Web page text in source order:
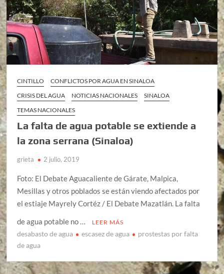
CINTILLO
CONFLICTOS POR AGUA EN SINALOA
CRISIS DEL AGUA
NOTICIAS NACIONALES
SINALOA
TEMAS NACIONALES
La falta de agua potable se extiende a
la zona serrana (Sinaloa)
grieta 2 julio, 2019
Foto: El Debate Aguacaliente de Gárate, Malpica,
Mesillas y otros poblados se están viendo afectados por
el estiaje Mayrely Cortéz / El Debate Mazatlán. La falta
de agua potable no …
LEER MÁS
desabasto de agua escasez de agua
prostestas por falta
de agua